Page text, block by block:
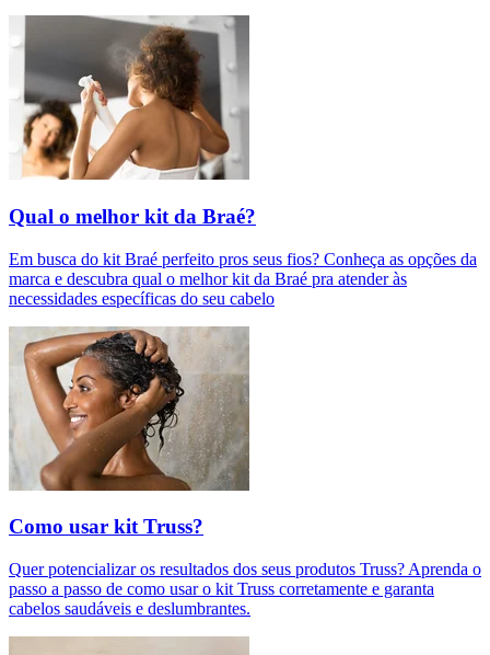
Qual o melhor kit da Braé?
Em busca do kit Braé perfeito pros seus fios? Conheça as opções da
marca e descubra qual o melhor kit da Braé pra atender às
necessidades específicas do seu cabelo
Como usar kit Truss?
Quer potencializar os resultados dos seus produtos Truss? Aprenda o
passo a passo de como usar o kit Truss corretamente e garanta
cabelos saudáveis e deslumbrantes.